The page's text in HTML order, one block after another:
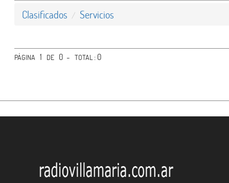
Varios
- Servicios
Clasificados Servicios
PÁGINA 1 DE 0 -TOTAL: 0